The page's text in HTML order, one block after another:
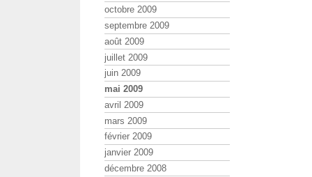
octobre 2009
septembre 2009
août 2009
juillet 2009
juin 2009
mai 2009
avril 2009
mars 2009
février 2009
janvier 2009
décembre 2008